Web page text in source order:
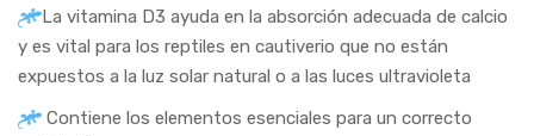
La vitamina D3 ayuda en la absorción adecuada de calcio
y es vital para los reptiles en cautiverio que no están
expuestos a la luz solar natural o a las luces ultravioleta
Contiene los elementos esenciales para un correcto